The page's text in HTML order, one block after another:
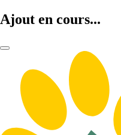
Ajout en cours...